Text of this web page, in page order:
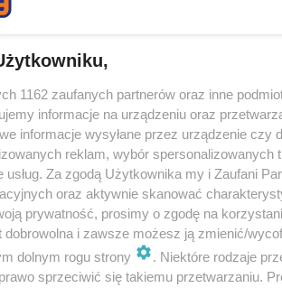
w Sylwestra i Nowy Rok
fajerwerków i petard w Polsce
1162 zaufanych partnerów oraz inne
informacje na urządzeniu oraz
informacje wysyłane przez urządzenie czy
reklam, wybór spersonalizowanych
usług. Za zgodą Użytkownika my i Zaufani
oraz aktywnie skanować
prywatność, prosimy o zgodę na
dobrowolna i zawsze możesz ją zmienić/
dolnym rogu strony
. Niektóre rodzaje
sprzeciwić się takiemu przetwarzaniu.